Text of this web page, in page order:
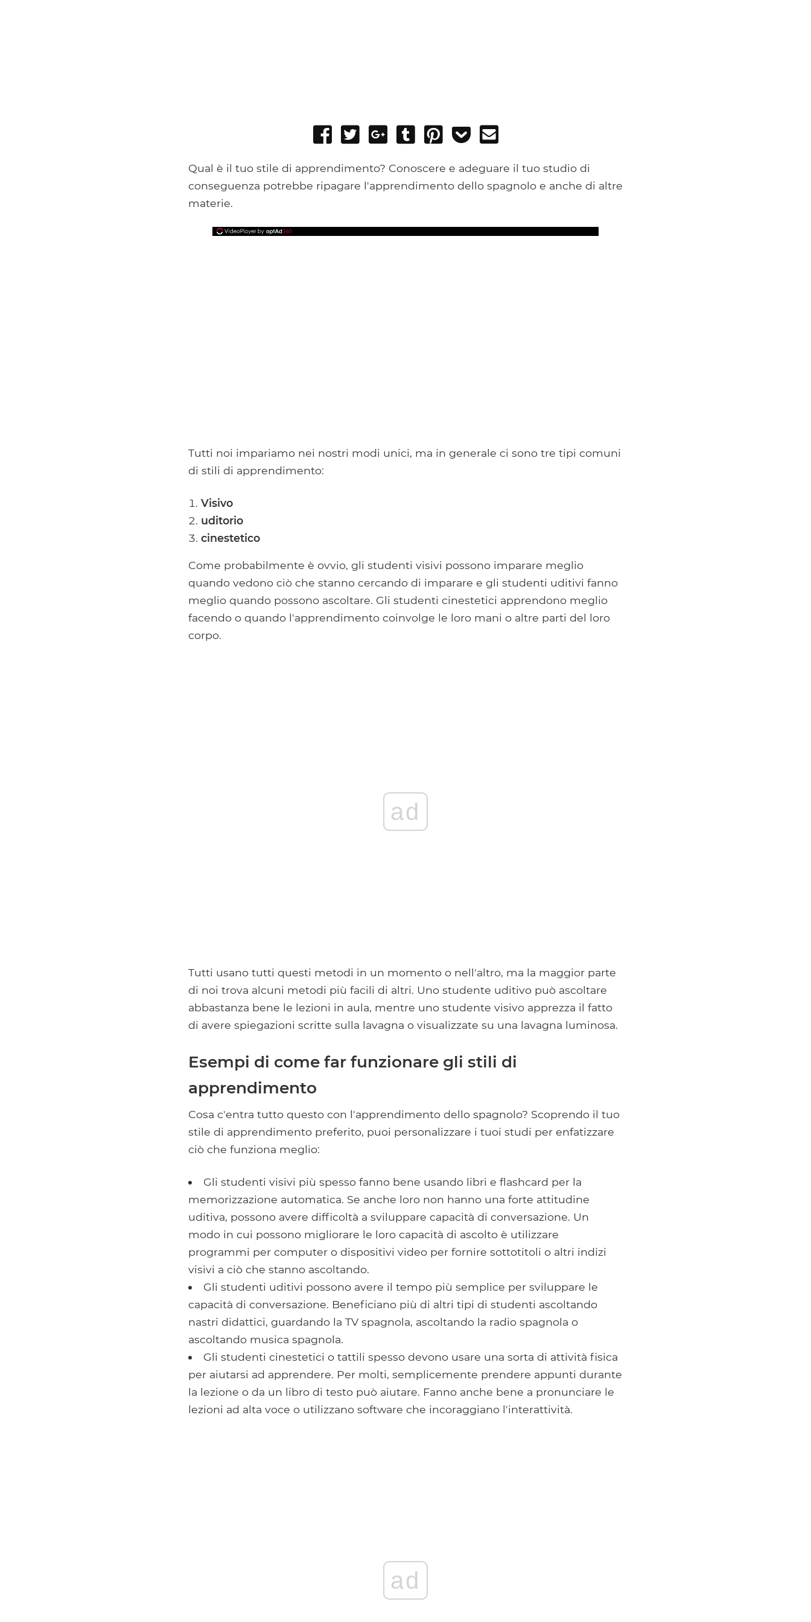
Share
Facebook
Tweet
Share
Google+
Post
Tumblr
Pin
Add
Pocket
Qual è il tuo stile di apprendimento? Conoscere e adeguare il tuo studio di
conseguenza potrebbe ripagare l'apprendimento dello spagnolo e anche di altre
materie.
Tutti noi impariamo nei nostri modi unici, ma in generale ci sono tre tipi comuni
di stili di apprendimento:
Visivo
uditorio
cinestetico
Come probabilmente è ovvio, gli studenti visivi possono imparare meglio
quando vedono ciò che stanno cercando di imparare e gli studenti uditivi fanno
meglio quando possono ascoltare. Gli studenti cinestetici apprendono meglio
facendo o quando l'apprendimento coinvolge le loro mani o altre parti del loro
corpo.
ad
Tutti usano tutti questi metodi in un momento o nell'altro, ma la maggior parte
di noi trova alcuni metodi più facili di altri. Uno studente uditivo può ascoltare
abbastanza bene le lezioni in aula, mentre uno studente visivo apprezza il fatto
di avere spiegazioni scritte sulla lavagna o visualizzate su una lavagna luminosa.
Esempi di come far funzionare gli stili di
apprendimento
Cosa c'entra tutto questo con l'apprendimento dello spagnolo? Scoprendo il tuo
stile di apprendimento preferito, puoi personalizzare i tuoi studi per enfatizzare
ciò che funziona meglio:
Gli studenti visivi più spesso fanno bene usando libri e flashcard per la
memorizzazione automatica. Se anche loro non hanno una forte attitudine
uditiva, possono avere difficoltà a sviluppare capacità di conversazione. Un
modo in cui possono migliorare le loro capacità di ascolto è utilizzare
programmi per computer o dispositivi video per fornire sottotitoli o altri indizi
visivi a ciò che stanno ascoltando.
Gli studenti uditivi possono avere il tempo più semplice per sviluppare le
capacità di conversazione. Beneficiano più di altri tipi di studenti ascoltando
nastri didattici, guardando la TV spagnola, ascoltando la radio spagnola o
ascoltando musica spagnola.
Gli studenti cinestetici o tattili spesso devono usare una sorta di attività fisica
per aiutarsi ad apprendere. Per molti, semplicemente prendere appunti durante
la lezione o da un libro di testo può aiutare. Fanno anche bene a pronunciare le
lezioni ad alta voce o utilizzano software che incoraggiano l'interattività.
ad